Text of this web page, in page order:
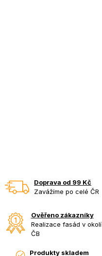
Doprava od 99 Kč
Zavážíme po celé ČR
Ověřeno zákazníky
Realizace fasád v okolí
ČB
Produkty skladem